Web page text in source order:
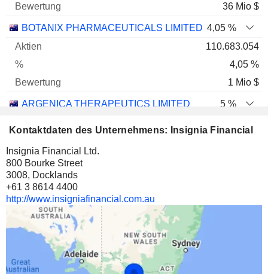
36 Mio $
BOTANIX PHARMACEUTICALS LIMITED 4,05 %
110.683.054
4,05 %
1 Mio $
ARGENICA THERAPEUTICS LIMITED
5 %
EQUUS ENERGY LIMITED
COMET RIDGE LIMITED
Kontaktdaten des Unternehmens: Insignia Financial
Insignia Financial Ltd.
800 Bourke Street
3008, Docklands
+61 3 8614 4400
http://www.insigniafinancial.com.au